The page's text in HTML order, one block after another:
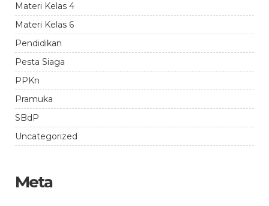
Materi Kelas 4
Materi Kelas 6
Pendidikan
Pesta Siaga
PPKn
Pramuka
SBdP
Uncategorized
Meta